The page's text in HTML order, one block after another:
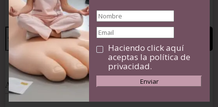
Search
for:
Author Bio
Haciendo click aquí
aceptas la política de
privacidad.